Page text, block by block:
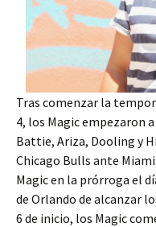
Tras comenzar la
4, los Magic empezaron
Battie, Ariza, Dooling y
Chicago Bulls ante
Magic en la prórroga el
de Orlando de alcanzar
6 de inicio, los Magic